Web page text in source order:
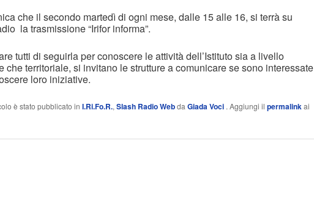
che il secondo martedì di ogni mese, dalle 15 alle 16, si terrà su
la trasmissione “Irifor informa”.
tutti di seguirla per conoscere le attività dell’Istituto sia a livello
che territoriale, si invitano le strutture a comunicare se sono interessate
loro iniziative.
è stato pubblicato in I.Ri.Fo.R., Slash Radio Webda Giada Voci . Aggiungi il permalinkai